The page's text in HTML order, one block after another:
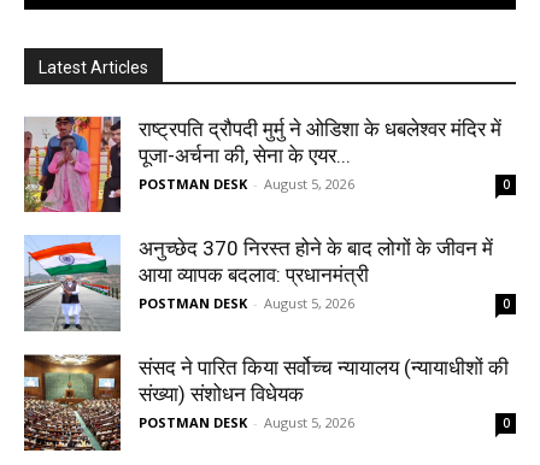
Latest Articles
राष्ट्रपति द्रौपदी मुर्मु ने ओडिशा के धबलेश्वर मंदिर में
पूजा-अर्चना की, सेना के एयर...
POSTMAN DESK - August 5, 2026 0
अनुच्छेद 370 निरस्त होने के बाद लोगों के जीवन में
आया व्यापक बदलाव: प्रधानमंत्री
POSTMAN DESK - August 5, 2026 0
संसद ने पारित किया सर्वोच्च न्यायालय (न्यायाधीशों की
संख्या) संशोधन विधेयक
POSTMAN DESK - August 5, 2026 0